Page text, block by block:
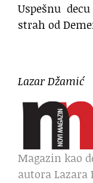
Uspešnu
strah od
Lazar Džamić
Magazin kao
autora Lazara